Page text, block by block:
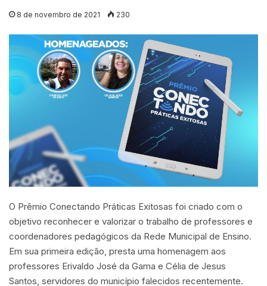
8 de novembro de 2021 230
O Prêmio Conectando Práticas Exitosas foi criado com o
objetivo reconhecer e valorizar o trabalho de professores e
coordenadores pedagógicos da Rede Municipal de Ensino.
Em sua primeira edição, presta uma homenagem aos
professores Erivaldo José da Gama e Célia de Jesus
Santos, servidores do município falecidos recentemente.